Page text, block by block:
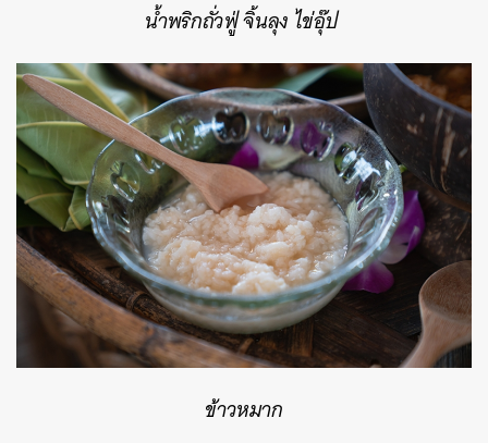
น้ำพริกถั่วฟู่ จิ้นลุง ไข่อุ๊ป
ข้าวหมาก